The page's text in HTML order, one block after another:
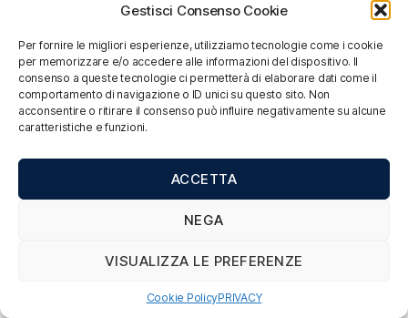
Gestisci Consenso Cookie
Per fornire le migliori esperienze, utilizziamo tecnologie come i cookie
per memorizzare e/o accedere alle informazioni del dispositivo. Il
consenso a queste tecnologie ci permetterà di elaborare dati come il
comportamento di navigazione o ID unici su questo sito. Non
acconsentire o ritirare il consenso può influire negativamente su alcune
caratteristiche e funzioni.
ACCETTA
NEGA
VISUALIZZA LE PREFERENZE
Cookie PolicyPRIVACY
Per ulteriori informazioni sulle modalità e le
tempistiche di partecipazione, inviare una e-
mail al seguente indirizzo:
segreteriatecnicaFSE.ext@governo.it.
Regolamento completo del Contest
del Contest
TSI DIgital Skills to increase quality and